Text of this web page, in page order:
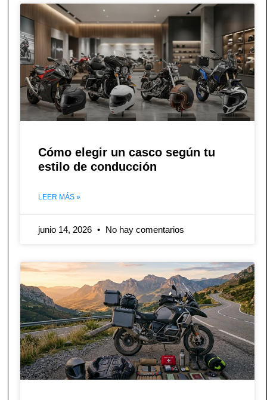
Cómo elegir un casco según tu
estilo de conducción
LEER MÁS »
junio 14, 2026 No hay comentarios